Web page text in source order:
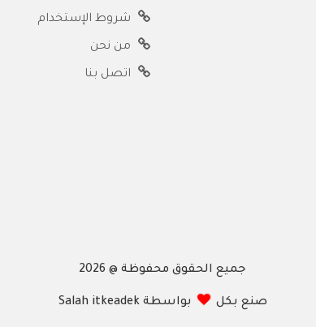
شروط الإستخدام
من نحن
اتصل بنا
جميع الحقوق محفوظة @ 2026
صنع بكل بواسطة Salah itkeadek